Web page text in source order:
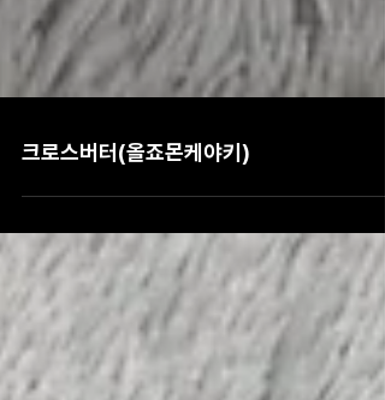
크로스버터(올죠몬케야키)